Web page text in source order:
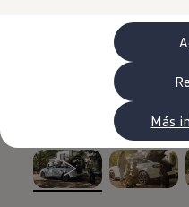
Más
Neumáticos
Modelos antiguos
Servicio para
myVolkswagen
Ayuda con
Navigation
Extras digitales
Buscar
Conectar el
Volkswagen
, 1 de 3